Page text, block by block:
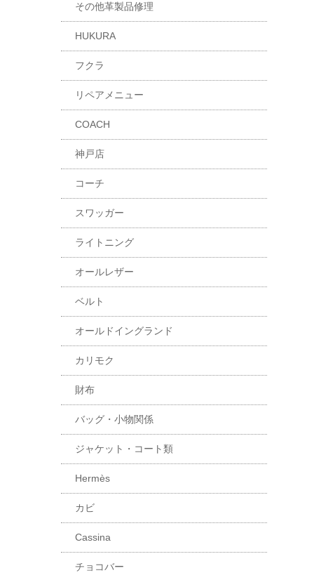
その他革製品修理
HUKURA
フクラ
リペアメニュー
COACH
神戸店
コーチ
スワッガー
ライトニング
オールレザー
ベルト
オールドイングランド
カリモク
財布
バッグ・小物関係
ジャケット・コート類
Hermès
カビ
Cassina
チョコバー